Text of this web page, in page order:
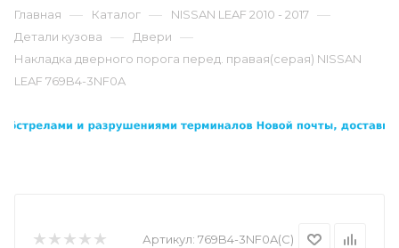
Главная — Каталог — NISSAN LEAF 2010 - 2017 —
Детали кузова — Двери —
Накладка дверного порога перед. правая(серая) NISSAN
LEAF 769B4-3NF0A
Артикул: 769B4-3NF0A(С)